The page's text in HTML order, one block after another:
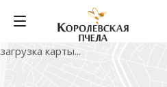
загрузка карты...